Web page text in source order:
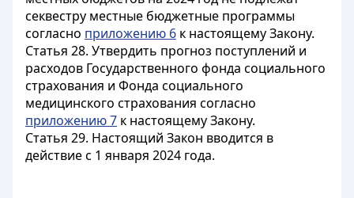
секвестру местные бюджетные программы
согласно приложению 6 к настоящему Закону.
Статья 28. Утвердить прогноз поступлений и
расходов Государственного фонда социального
страхования и Фонда социального
медицинского страхования согласно
приложению 7 к настоящему Закону.
Статья 29. Настоящий Закон вводится в
действие с 1 января 2024 года.